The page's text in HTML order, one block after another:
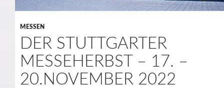
MESSEN
DER STUTTGARTER
MESSEHERBST – 17. –
20.NOVEMBER 2022